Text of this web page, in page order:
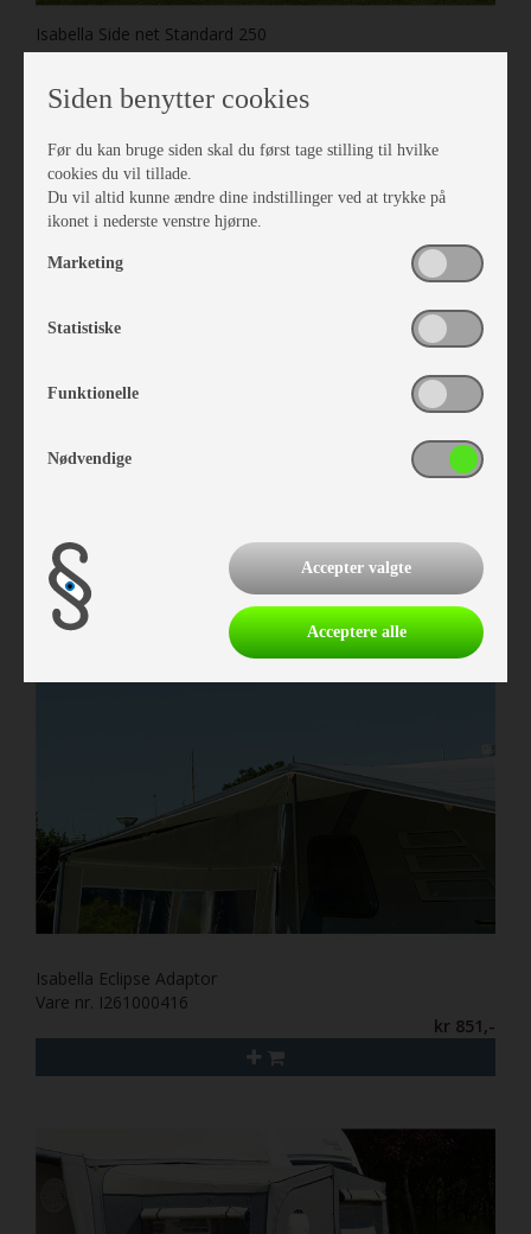
Isabella Side net Standard 250
Vare nr. I407202506
kr 5.097,-
Isabella Eclipse Adaptor
Vare nr. I261000416
kr 851,-
Siden benytter cookies
Før du kan bruge siden skal du først tage stilling til hvilke
cookies du vil tillade.
Du vil altid kunne ændre dine indstillinger ved at trykke på
ikonet i nederste venstre hjørne.
Marketing
Statistiske
Funktionelle
Nødvendige
Accepter valgte
Acceptere alle